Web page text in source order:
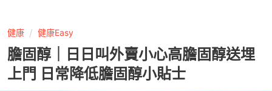
健康 健康Easy
膽固醇｜日日叫外賣小心高膽固醇送埋
上門 日常降低膽固醇小貼士